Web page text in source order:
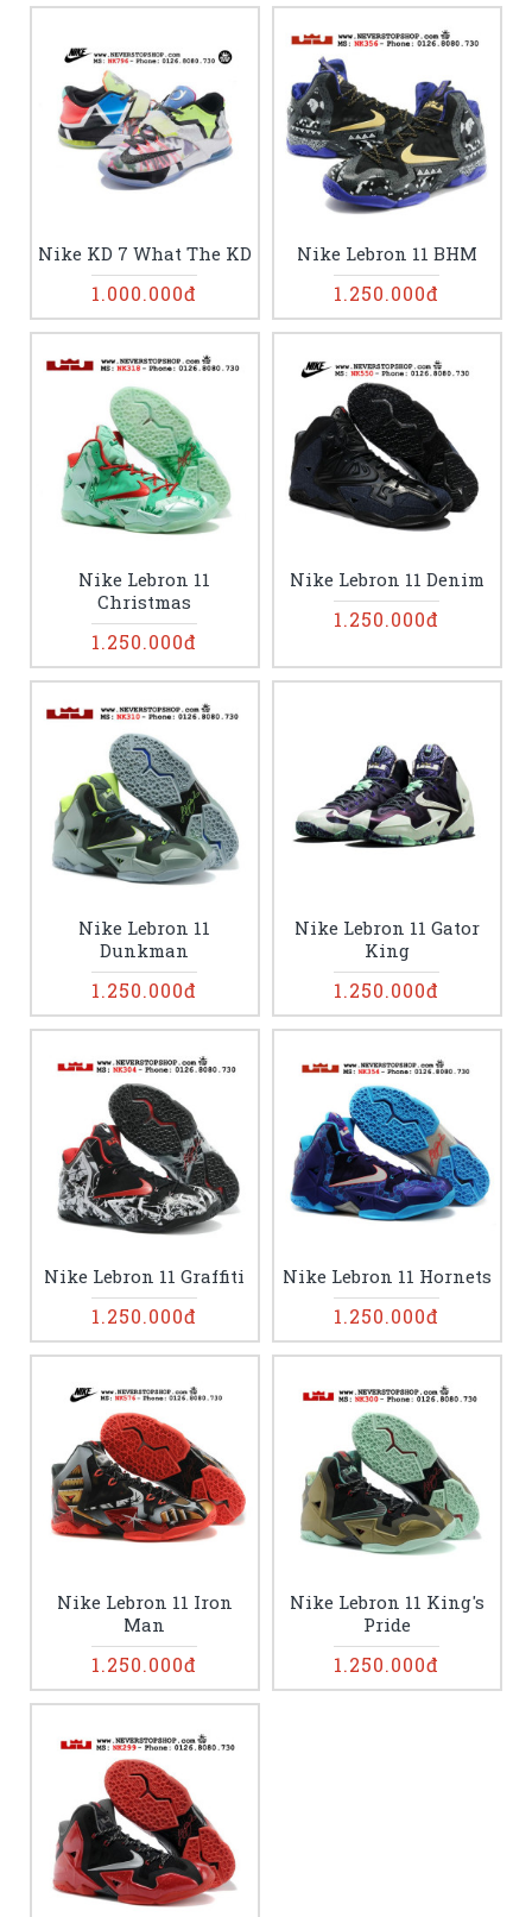
Nike KD 7 What The KD
1.000.000đ
Nike Lebron 11 BHM
1.250.000đ
Nike Lebron 11
Christmas
1.250.000đ
Nike Lebron 11 Denim
1.250.000đ
Nike Lebron 11
Dunkman
1.250.000đ
Nike Lebron 11 Gator
King
1.250.000đ
Nike Lebron 11 Graffiti
1.250.000đ
Nike Lebron 11 Hornets
1.250.000đ
Nike Lebron 11 Iron
Man
1.250.000đ
Nike Lebron 11 King's
Pride
1.250.000đ